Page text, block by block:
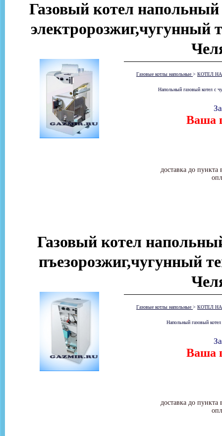
Газовый котел
электророзжиг,чугунный
Газовые котлы напольные > КОТЕЛ
Напольный газовый котел с
Ваша
доставка до
Газовый котел
пъезорозжиг,чугунный
Газовые котлы напольные > КОТЕЛ
Напольный газовый
Ваша
доставка до